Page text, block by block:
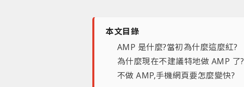
本文目錄
AMP 是什麼?當初為什麼這麼紅?
為什麼現在不建議特地做 AMP 了?
不做 AMP,手機網頁要怎麼變快?